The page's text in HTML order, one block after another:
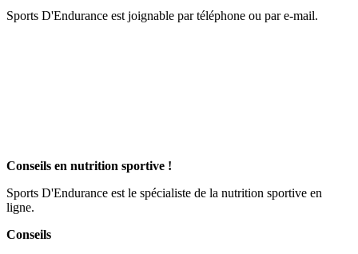
Sports D'Endurance est joignable par téléphone ou par e-mail.
Conseils en nutrition sportive !
Sports D'Endurance est le spécialiste de la nutrition sportive en
ligne.
Conseils